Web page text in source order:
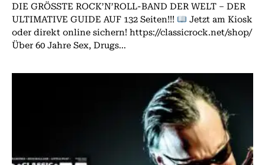
DIE GRÖSSTE ROCK’N’ROLL-BAND DER WELT – DER
ULTIMATIVE GUIDE AUF 132 Seiten!!!
Jetzt am Kiosk
oder direkt online sichern! https://classicrock.net/shop/
Über 60 Jahre Sex, Drugs...